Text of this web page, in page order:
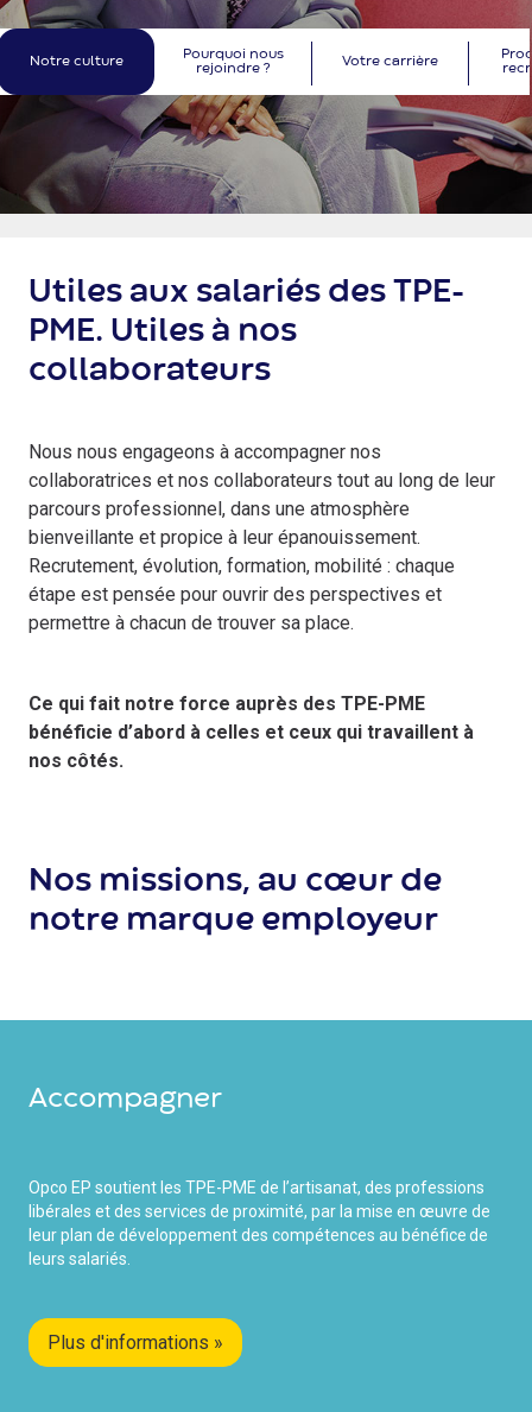
Notre culture
Pourquoi nous
rejoindre ?
Votre carrière
Utiles aux salariés des TPE-
PME. Utiles à nos
collaborateurs
Nous nous engageons à accompagner nos
collaboratrices et nos collaborateurs tout au long de leur
parcours professionnel, dans une atmosphère
bienveillante et propice à leur épanouissement.
Recrutement, évolution, formation, mobilité : chaque
étape est pensée pour ouvrir des perspectives et
permettre à chacun de trouver sa place.
Ce qui fait notre force auprès des TPE-PME
bénéficie d’abord à celles et ceux qui travaillent à
nos côtés.
Nos missions, au cœur de
notre marque employeur
Accompagner
Opco EP soutient les TPE-PME de l’artisanat, des professions
libérales et des services de proximité, par la mise en œuvre de
leur plan de développement des compétences au bénéfice de
leurs salariés.
Plus d'informations »